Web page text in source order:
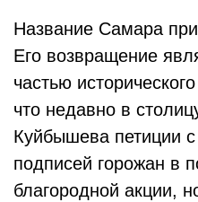
Название Самара
Его возвращение
частью
что недавно в
Куйбышева петиции
подписей горожан в
благородной акции,